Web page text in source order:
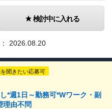
検討中に入れる
2026.08.20
聞きたい応募可
*週1日～勤務可*Wワーク・副
理由不問